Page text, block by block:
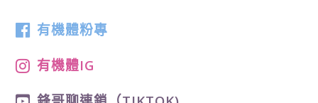
有機體粉專
有機體IG